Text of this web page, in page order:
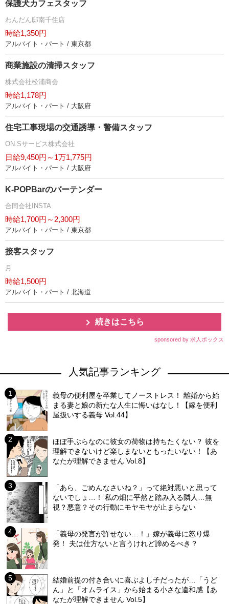
保護犬カフェスタッフ
わんだん邸南千住店
時給1,350円
アルバイト・パート / 東京都
商業施設の清掃スタッフ
株式会社松浦商会
時給1,178円
アルバイト・パート / 大阪府
住宅工事現場の交通誘導・警備スタッフ
ON.Sサービス株式会社
日給9,450円～1万1,775円
アルバイト・パート / 大阪府
K-POPBarのバーテンダー
合同会社INSTA
時給1,700円～2,300円
アルバイト・パート / 東京都
接客スタッフ
月
時給1,500円
アルバイト・パート / 北海道
続きはこちら
sponsored by 求人ボックス
人気記事ランキング
義母の便利屋を卒業してノーストレス！ 離婚から始
まる妻と娘の新たな人生に悔いはなし！【嫁を便利
屋扱いする義母 Vol.44】
ほぼ手ぶらなのに彼女の荷物は持ちたくない？ 彼を
理解できないけど楽しまないともったいない！【あ
なたが理解できません Vol.8】
「あら、ごめんなさいね？」って絶対悪いと思って
ないでしょ…！ 私の畑に平然と踏み入る隣人…無
視？悪意？その行動にモヤモヤが止まらない
「義母の発言が許せない…！」嫁が義母に怒り爆
発！ 夫は仕方ないと言うけれど諦めるべき？
結婚前提の付き合いに喜ぶよし子だったが…「うど
ん」と「オムライス」から始まる小さな違和感【あ
なたが理解できません Vol.5】